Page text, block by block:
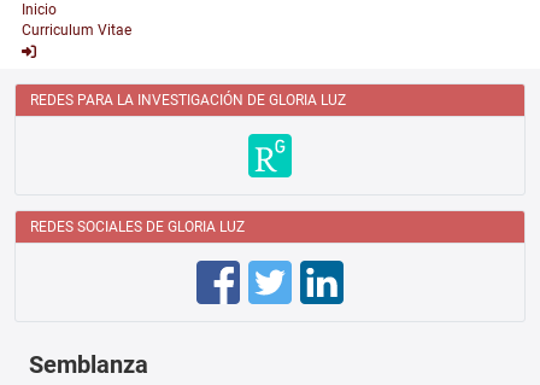
Inicio
Curriculum Vitae
REDES PARA LA INVESTIGACIÓN DE GLORIA LUZ
REDES SOCIALES DE GLORIA LUZ
Semblanza